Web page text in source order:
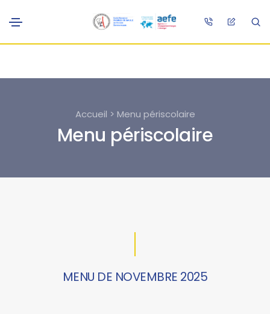
Accueil > Menu périscolaire
Menu périscolaire
MENU DE NOVEMBRE 2025